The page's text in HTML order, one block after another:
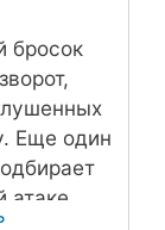
бросок
Еще один
атаке.